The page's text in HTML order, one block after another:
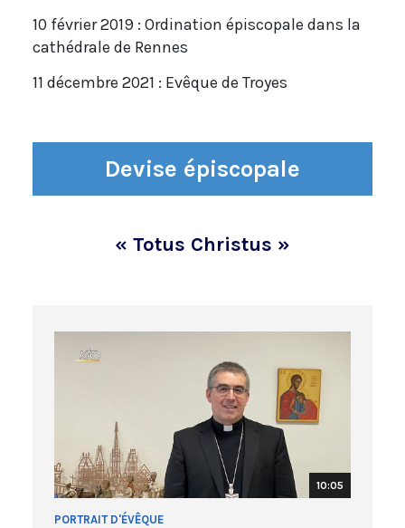
10 février 2019 : Ordination épiscopale dans la
cathédrale de Rennes
11 décembre 2021 : Evêque de Troyes
Devise épiscopale
« Totus Christus »
10:05
PORTRAIT D'ÉVÊQUE